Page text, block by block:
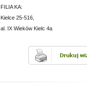
FILIA KA:
Kielce 25-516,
al. IX Wieków Kielc 4a